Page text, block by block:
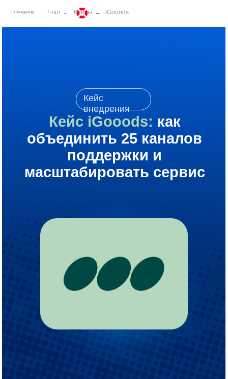
Главная → Блог → Кейсы → iGooods
Кейс
внедрения
Кейс iGooods: как
объединить 25 каналов
поддержки и
масштабировать сервис